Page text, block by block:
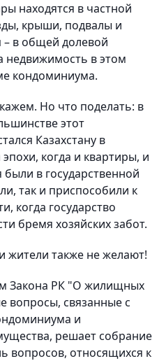
находятся в частной
крыши, подвалы и
в общей долевой
недвижимость в этом
кондоминиума.
Но что поделать: в
этот
Казахстану в
когда и квартиры, и
в государственной
так и приспособили к
когда государство
бремя хозяйских забот.
жители также не желают!
Закона РК "О жилищных
вопросы, связанные с
и
решает собрание
вопросов, относящихся к